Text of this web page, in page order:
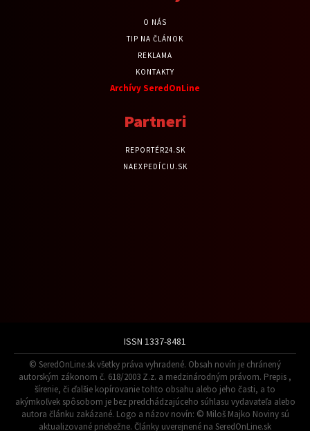
O NÁS
TIP NA ČLÁNOK
REKLAMA
KONTAKTY
Archívy SeredOnLine
Partneri
REPORTÉR24.SK
NAEXPEDÍCIU.SK
ISSN 1337-8481
© SeredOnLine.sk všetky práva vyhradené. Obsah novín je chránený
autorským zákonom č. 618/2003 Z.z. a medzinárodným právom. Prepis ,
šírenie, či ďalšie kopírovanie tohto obsahu alebo jeho časti, a to
akýmkoľvek spôsobom je bez predchádzajúceho súhlasu vydavateľa alebo
autora článku zakázané. Logo a názov novín: © Miloš Majko Noviny sú
aktualizované priebežne. Články uverejnené na SeredOnLine.sk